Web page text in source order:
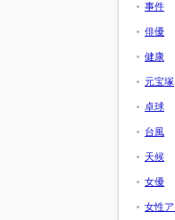
事件
俳優
健康
元宝塚
卓球
台風
天候
女優
女性